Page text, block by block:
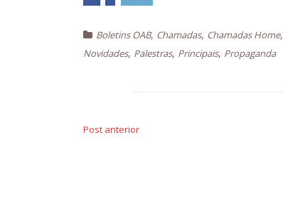
Boletins OAB, Chamadas, Chamadas Home,
Novidades, Palestras, Principais, Propaganda
de
Post anterior